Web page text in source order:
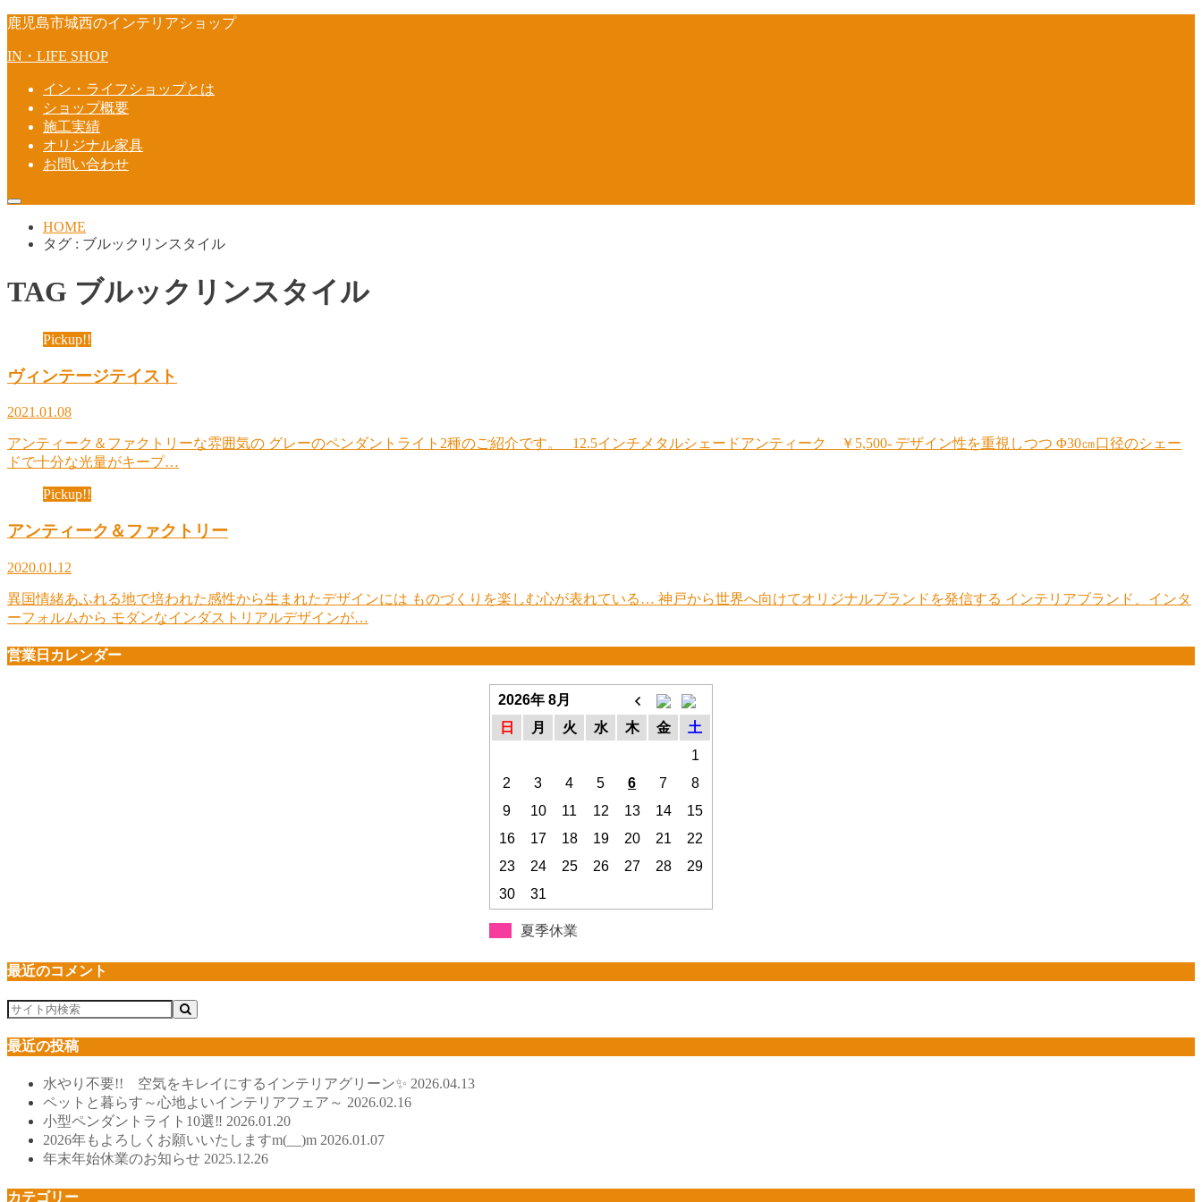
鹿児島市城西のインテリアショップ
IN・LIFE SHOP
イン・ライフショップとは
ショップ概要
施工実績
オリジナル家具
お問い合わせ
HOME
タグ : ブルックリンスタイル
TAG ブルックリンスタイル
Pickup!!
ヴィンテージテイスト
2021.01.08
アンティーク＆ファクトリーな雰囲気の グレーのペンダントライト2種のご紹介です。 12.5インチメタルシェードアンティーク ￥5,500- デザイン性を重視しつつ Φ30㎝口径のシェー
ドで十分な光量がキープ…
Pickup!!
アンティーク＆ファクトリー
2020.01.12
異国情緒あふれる地で培われた感性から生まれたデザインには ものづくりを楽しむ心が表れている… 神戸から世界へ向けてオリジナルブランドを発信する インテリアブランド、インタ
ーフォルムから モダンなインダストリアルデザインが…
営業日カレンダー
2026年 8月
日
月 火 水 木 金
土
1
2
3 4 5 6 7
8
9
10 11 12 13 14
15
16
17 18 19 20 21
22
23
24 25 26 27 28
29
30
31
夏季休業
最近のコメント
最近の投稿
水やり不要!! 空気をキレイにするインテリアグリーン✨ 2026.04.13
ペットと暮らす～心地よいインテリアフェア～ 2026.02.16
小型ペンダントライト10選‼ 2026.01.20
2026年もよろしくお願いいたしますm(__)m 2026.01.07
年末年始休業のお知らせ 2025.12.26
カテゴリー